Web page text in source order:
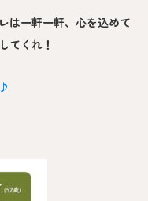
は一軒一軒、心を込めて
てくれ！